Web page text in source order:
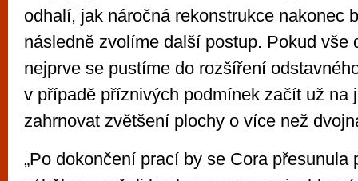
odhalí, jak náročná rekonstrukce nakonec
následně zvolíme další postup. Pokud vše
nejprve se pustíme do rozšíření
v případě příznivých podmínek začít už na
zahrnovat zvětšení plochy o více než
„Po dokončení prací by se Cora přesunula